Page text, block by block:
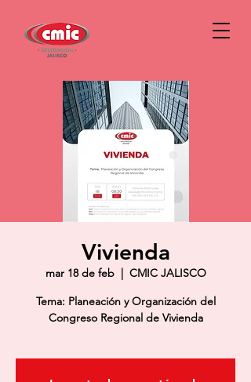
Vivienda
mar 18 de feb
  |
CMIC JALISCO
Tema: Planeación y Organización del
Congreso Regional de Vivienda